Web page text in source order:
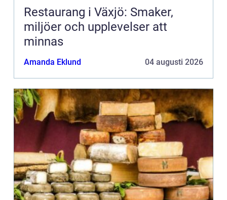
Restaurang i Växjö: Smaker,
miljöer och upplevelser att
minnas
Amanda Eklund 04 augusti 2026